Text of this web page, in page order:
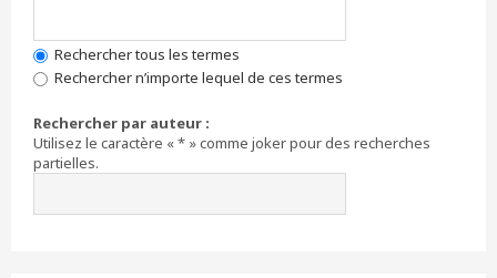
Rechercher tous les termes
Rechercher n’importe lequel de ces termes
Rechercher par auteur :
Utilisez le caractère « * » comme joker pour des recherches
partielles.